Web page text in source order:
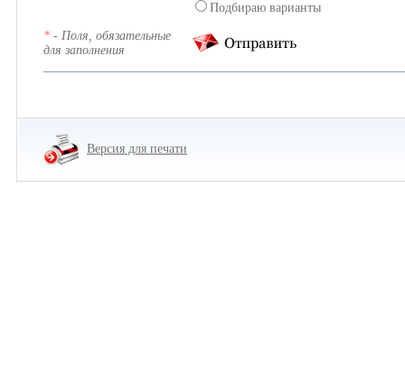
Подбираю варианты
* - Поля, обязательные
для заполнения
Версия для печати